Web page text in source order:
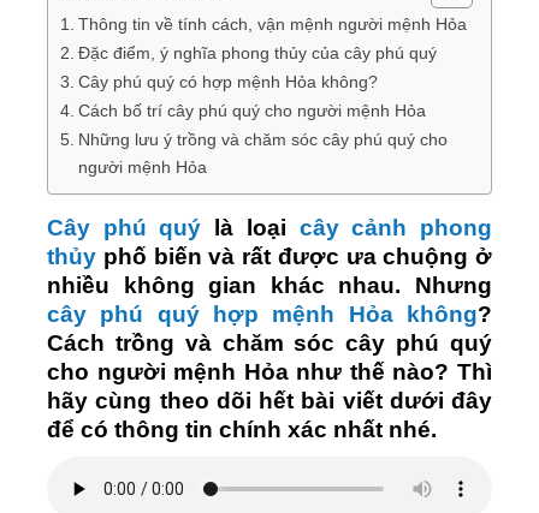
Thông tin về tính cách, vận mệnh người mệnh Hỏa
Đặc điểm, ý nghĩa phong thủy của cây phú quý
Cây phú quý có hợp mệnh Hỏa không?
Cách bố trí cây phú quý cho người mệnh Hỏa
Những lưu ý trồng và chăm sóc cây phú quý cho
người mệnh Hỏa
Cây phú quý là loại cây cảnh phong
thủy phố biến và rất được ưa chuộng ở
nhiều không gian khác nhau. Nhưng
cây phú quý hợp mệnh Hỏa không?
Cách trồng và chăm sóc cây phú quý
cho người mệnh Hỏa như thế nào? Thì
hãy cùng theo dõi hết bài viết dưới đây
để có thông tin chính xác nhất nhé.